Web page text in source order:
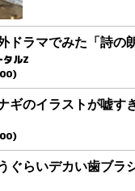
ドラマでみた「詩の
タルZ
ギのイラストが嘘す
ぐらいデカい歯ブラ